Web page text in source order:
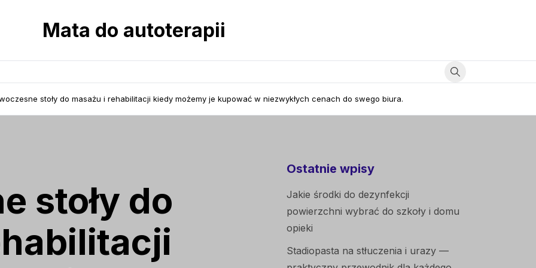
Mata do autoterapii
stoły do masażu i rehabilitacji kiedy możemy je kupować w niezwykłych cenach do swego biura.
stoły do
Ostatnie wpisy
Jakie środki do dezynfekcji
powierzchni wybrać do szkoły i domu
opieki
Stadiopasta na stłuczenia i urazy —